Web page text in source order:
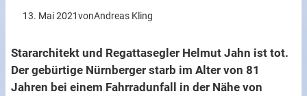
13. Mai 2021vonAndreas Kling
Stararchitekt und Regattasegler Helmut Jahn ist tot.
Der gebürtige Nürnberger starb im Alter von 81
Jahren bei einem Fahrradunfall in der Nähe von